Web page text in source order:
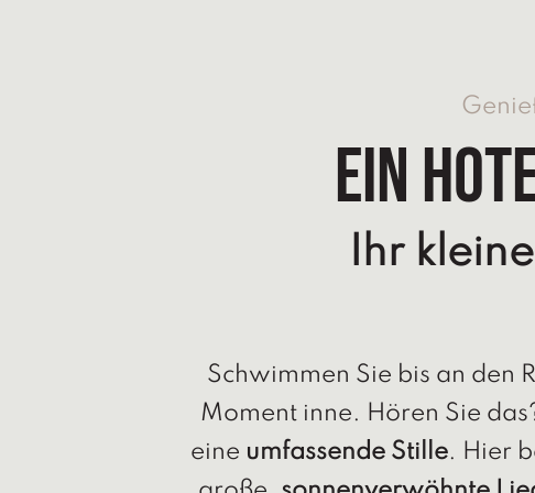
Ein
Ihr
Schwimmen Sie bis an den
Moment inne. Hören Sie
eine umfassende Stille. Hier